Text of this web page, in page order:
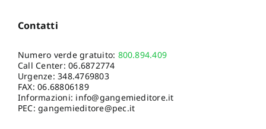
Contatti
Numero verde gratuito: 800.894.409
Call Center:06.6872774
Urgenze:348.4769803
FAX: 06.68806189
Informazioni: info@gangemieditore.it
PEC: gangemieditore@pec.it